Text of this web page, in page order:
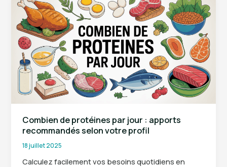
votre
foie
est
malade
:
reconnaissez
les
symptômes
Combien de protéines par jour : apports
recommandés selon votre profil
18 juillet 2025
Calculez facilement vos besoins quotidiens en